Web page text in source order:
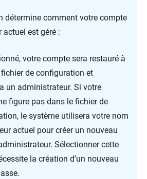
détermine comment votre compte
actuel est géré :
votre compte sera restauré à
de configuration et
un administrateur. Si votre
figure pas dans le fichier de
le système utilisera votre nom
actuel pour créer un nouveau
Sélectionner cette
la création d’un nouveau